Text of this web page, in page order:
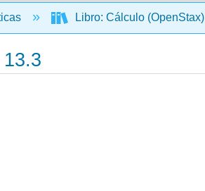
Libro: Cálculo (OpenStax)